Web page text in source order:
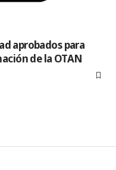
aprobados para
de la OTAN